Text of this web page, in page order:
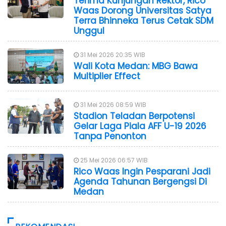
Waas Dorong Universitas Satya
Terra Bhinneka Terus Cetak SDM
Unggul
31 Mei 2026 20:35 WIB
Wali Kota Medan: MBG Bawa
Multiplier Effect
31 Mei 2026 08:59 WIB
Stadion Teladan Berpotensi
Gelar Laga Piala AFF U-19 2026
Tanpa Penonton
25 Mei 2026 06:57 WIB
Rico Waas Ingin Pesparani Jadi
Agenda Tahunan Bergengsi Di
Medan